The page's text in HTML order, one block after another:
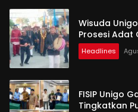
Wisuda
Prosesi Adat
Headlines
FISIP Unigo
Tingkatkan